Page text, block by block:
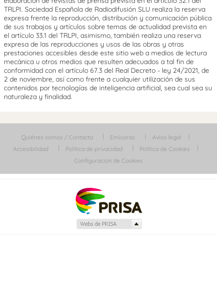
TRLPI. Sociedad Española de Radiodifusión SLU realiza la reserva
expresa frente la reproducción, distribución y comunicación pública
de sus trabajos y artículos sobre temas de actualidad prevista en
el artículo 33.1 del TRLPI, asimismo, también realiza una reserva
expresa de las reproducciones y usos de las obras y otras
prestaciones accesibles desde este sitio web a medios de lectura
mecánica u otros medios que resulten adecuados a tal fin de
conformidad con el artículo 67.3 del Real Decreto - ley 24/2021, de
2 de noviembre, así como frente a cualquier utilización de sus
contenidos por tecnologías de inteligencia artificial, sea cual sea su
naturaleza y finalidad.
Quiénes somos / Contacta Emisoras
Aviso legal
Accesibilidad
Política de privacidad
Política de Cookies
Configuración de Cookies